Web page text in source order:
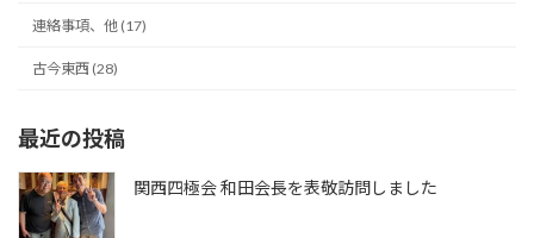
連絡事項、他 (17)
古今東西 (28)
最近の投稿
関西四極会 和田会長を表敬訪問しました